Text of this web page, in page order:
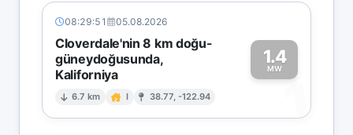
08:29:51 05.08.2026
Cloverdale'nin 8 km doğu-
güneydoğusunda,
Kaliforniya
6.7 km I 38.77, -122.94
1.4
MW
1